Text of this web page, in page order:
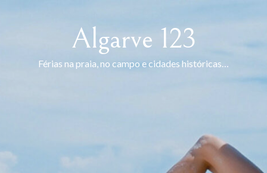
Algarve 123
Férias na praia, no campo e cidades históricas…